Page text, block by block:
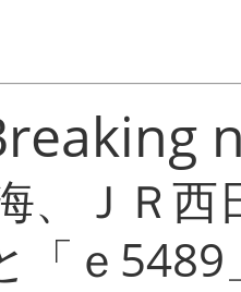
、ＪＲ
「ｅ